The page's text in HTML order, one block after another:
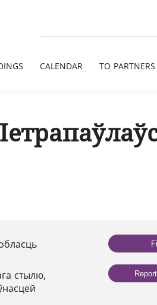
CALENDAR TO PARTNERS
стылю,